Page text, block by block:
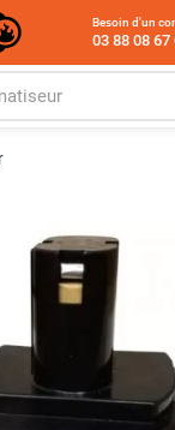
Besoin d'un
03 88 08 67